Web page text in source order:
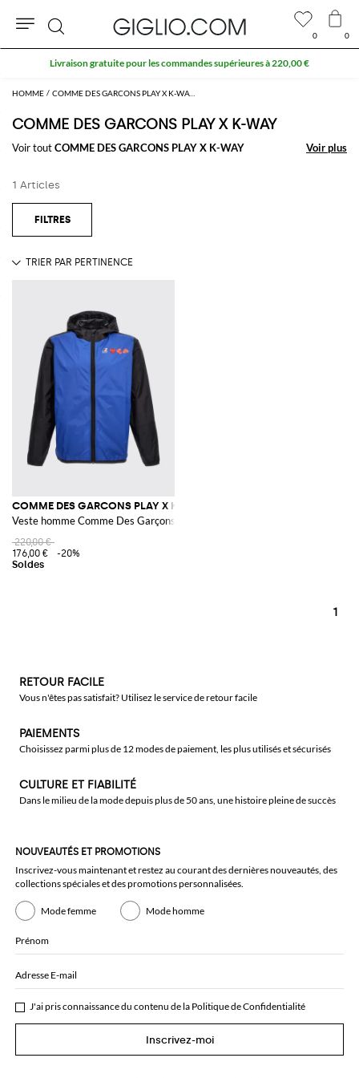
HOMME COMME DES GARCONS PLAY X K-WAY HOMME
COMME DES GARCONS PLAY X K-WAY
Voir toutCOMME DES GARCONS PLAY X K-WAY Voir plus
Voir plus
1 Articles
COMME DES GARCONS PLAY X K-WAY
Veste homme Comme Des Garçons Play
220,00 €
176,00 €
-20%
1
0 0
Rechercher
Livraison gratuite pour les commandes supérieures à 220,00 €
RETOUR FACILE
Vous n'êtes pas satisfait? Utilisez le service de retour facile
PAIEMENTS
Choisissez parmi plus de 12 modes de paiement, les plus utilisés et sécurisés
CULTURE ET FIABILITÉ
Dans le milieu de la mode depuis plus de 50 ans, une histoire pleine de succès
NOUVEAUTÉS ET PROMOTIONS
Inscrivez-vous maintenant et restez au courant des dernières nouveautés, des
collections spéciales et des promotions personnalisées.
Mode femme Mode homme
Prénom
Adresse E-mail
J'ai pris connaissance du contenu de la Politique de Confidentialité
Inscrivez-moi